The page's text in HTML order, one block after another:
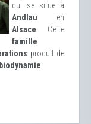
qui se situe à
Andlau en
Alsace . Cette
famille
produit de
biodynamie